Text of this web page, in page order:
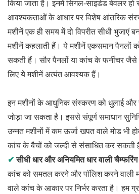
किया जाता है। इनमें सिंगल-साइडेड बेवलर हो
आवश्यकताओं के आधार पर विशेष आंतरिक
मशीनें एक ही समय में दो विपरीत सीधी भुजाएं
मशीनें कहलाती हैं। ये मशीनें एकसमान पैनलों
सकती हैं। सौर पैनलों या कांच के फर्नीचर जैसे
लिए ये मशीनें अत्यंत आवश्यक हैं।
इन मशीनों के आधुनिक संस्करण को धुलाई और
जोड़ा जा सकता है। इससे संपूर्ण समाधान
उन्नत मशीनों में कम ऊर्जा खपत वाले मोड भी
कांच के बैचों को जल्दी से संसाधित कर सकती
✔ सीधी धार और अनियमित धार वाली
कांच को समतल करने और पॉलिश करने वाली
वाले कांच के आकार पर निर्भर करता है। हम